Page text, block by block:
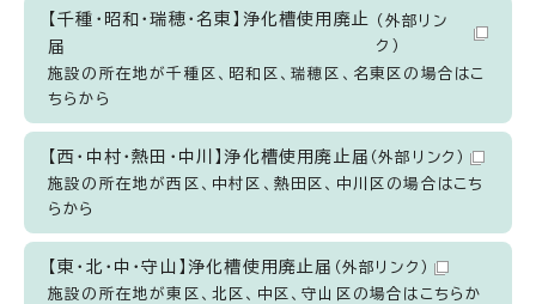
【千種・昭和・瑞穂・名東】浄化槽使用廃止
届
（外部リン
ク）
施設の所在地が千種区、昭和区、瑞穂区、名東区の場合はこ
ちらから
【西・中村・熱田・中川】浄化槽使用廃止届 （外部リンク）
施設の所在地が西区、中村区、熱田区、中川区の場合はこち
らから
【東・北・中・守山】浄化槽使用廃止届 （外部リンク）
施設の所在地が東区、北区、中区、守山区の場合はこちらか